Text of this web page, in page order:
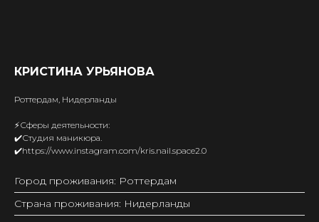
КРИСТИНА УРЬЯНОВА
Роттердам, Нидерланды
⚡️Сферы деятельности:
✔️Студия маникюра.
✔️https://www.instagram.com/kris.nail.space2.0
Город проживания: Роттердам
Страна проживания: Нидерланды